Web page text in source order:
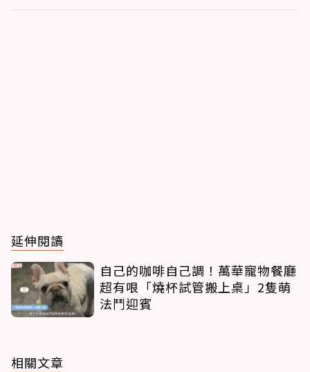
延伸閱讀
自己的咖啡自己調！萬華寵物餐廳
超有哏「燒杯試管搬上桌」2隻萌
法鬥迎賓
相關文章